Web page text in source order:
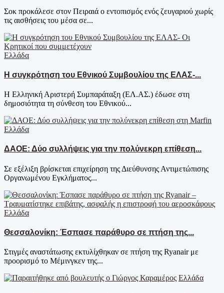
Σοκ προκάλεσε στον Πειραιά ο εντοπισμός ενός ζευγαριού χωρίς
τις αισθήσεις του μέσα σε...
Ελλάδα
Η συγκρότηση του Εθνικού Συμβουλίου της ΕΛΑΣ-...
Η Ελληνική Αριστερή Συμπαράταξη (ΕΛ.ΑΣ.) έδωσε στη
δημοσιότητα τη σύνθεση του Εθνικού...
Ελλάδα
ΔΑΟΕ: Δύο συλλήψεις για την πολύνεκρη επίθεση...
Σε εξέλιξη βρίσκεται επιχείρηση της Διεύθυνσης Αντιμετώπισης
Οργανωμένου Εγκλήματος...
Ελλάδα
Θεσσαλονίκη: Έσπασε παράθυρο σε πτήση της...
Στιγμές αναστάτωσης εκτυλίχθηκαν σε πτήση της Ryanair με
προορισμό το Μέμινγκεν της...
Ελλάδα